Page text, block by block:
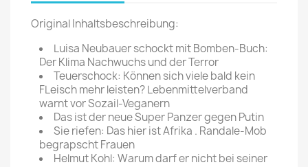
Original Inhaltsbeschreibung:
Luisa Neubauer schockt mit Bomben-Buch:
Der Klima Nachwuchs und der Terror
Teuerschock: Können sich viele bald kein
FLeisch mehr leisten? Lebenmittelverband
warnt vor Sozail-Veganern
Das ist der neue Super Panzer gegen Putin
Sie riefen: Das hier ist Afrika . Randale-Mob
begrapscht Frauen
Helmut Kohl: Warum darf er nicht bei seiner